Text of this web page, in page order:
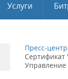
Услуги
Пресс-центр
Управление